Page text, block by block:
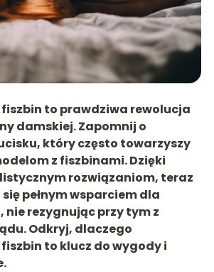
fiszbin to prawdziwa rewolucja
damskiej. Zapomnij o
który często towarzyszy
z fiszbinami. Dzięki
rozwiązaniom, teraz
pełnym wsparciem dla
nie rezygnując przy tym z
Odkryj, dlaczego
to klucz do wygody i